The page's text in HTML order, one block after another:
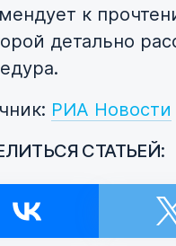
к
детально
РИА Новости
СТАТЬЕЙ: